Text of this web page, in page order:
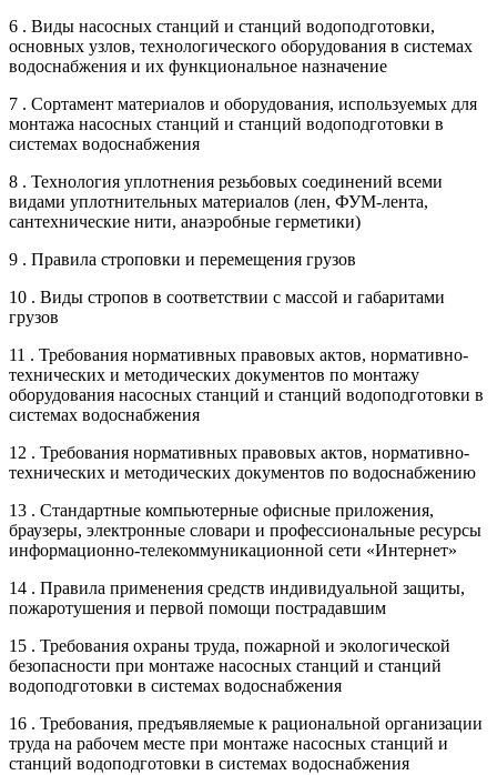
6 . Виды насосных станций и станций водоподготовки,
основных узлов, технологического оборудования в системах
водоснабжения и их функциональное назначение
7 . Сортамент материалов и оборудования, используемых для
монтажа насосных станций и станций водоподготовки в
системах водоснабжения
8 . Технология уплотнения резьбовых соединений всеми
видами уплотнительных материалов (лен, ФУМ-лента,
сантехнические нити, анаэробные герметики)
9 . Правила строповки и перемещения грузов
10 . Виды стропов в соответствии с массой и габаритами
грузов
11 . Требования нормативных правовых актов, нормативно-
технических и методических документов по монтажу
оборудования насосных станций и станций водоподготовки в
системах водоснабжения
12 . Требования нормативных правовых актов, нормативно-
технических и методических документов по водоснабжению
13 . Стандартные компьютерные офисные приложения,
браузеры, электронные словари и профессиональные ресурсы
информационно-телекоммуникационной сети «Интернет»
14 . Правила применения средств индивидуальной защиты,
пожаротушения и первой помощи пострадавшим
15 . Требования охраны труда, пожарной и экологической
безопасности при монтаже насосных станций и станций
водоподготовки в системах водоснабжения
16 . Требования, предъявляемые к рациональной организации
труда на рабочем месте при монтаже насосных станций и
станций водоподготовки в системах водоснабжения